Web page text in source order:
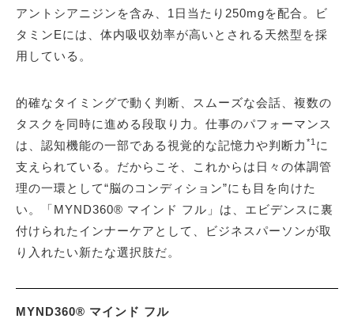
アントシアニジンを含み、1日当たり250mgを配合。ビ
タミンEには、体内吸収効率が高いとされる天然型を採
用している。
的確なタイミングで動く判断、スムーズな会話、複数の
タスクを同時に進める段取り力。仕事のパフォーマンス
は、認知機能の一部である視覚的な記憶力や判断力 *1に
支えられている。だからこそ、これからは日々の体調管
理の一環として“脳のコンディション”にも目を向けた
い。「MYND360® マインド フル」は、エビデンスに裏
付けられたインナーケアとして、ビジネスパーソンが取
り入れたい新たな選択肢だ。
MYND360® マインド フル